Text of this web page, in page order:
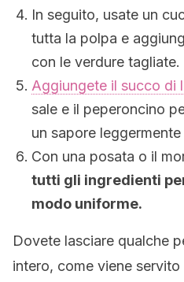
In seguito, usate un
tutta la polpa e
con le verdure tagliate.
Aggiungete il succo di
sale e il peperoncino
un sapore
Con una posata o il
tutti gli ingredienti
modo uniforme.
Dovete lasciare qualche
intero, come viene